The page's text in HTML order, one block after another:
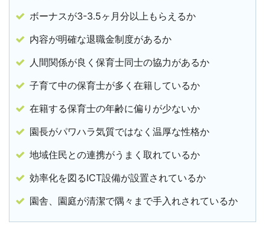
ボーナスが3-3.5ヶ月分以上もらえるか
内容が明確な退職金制度があるか
人間関係が良く保育士同士の協力があるか
子育て中の保育士が多く在籍しているか
在籍する保育士の年齢に偏りが少ないか
園長がパワハラ気質ではなく温厚な性格か
地域住民との連携がうまく取れているか
効率化を図るICT設備が設置されているか
園舎、園庭が清潔で隅々まで手入れされているか